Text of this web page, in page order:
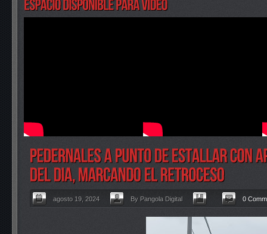
agosto 19, 2024 By Pangola Digital 0